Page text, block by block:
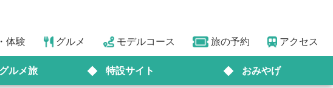
体験 グルメ モデルコース 旅の予約 アクセス
ルメ旅 特設サイト おみやげ